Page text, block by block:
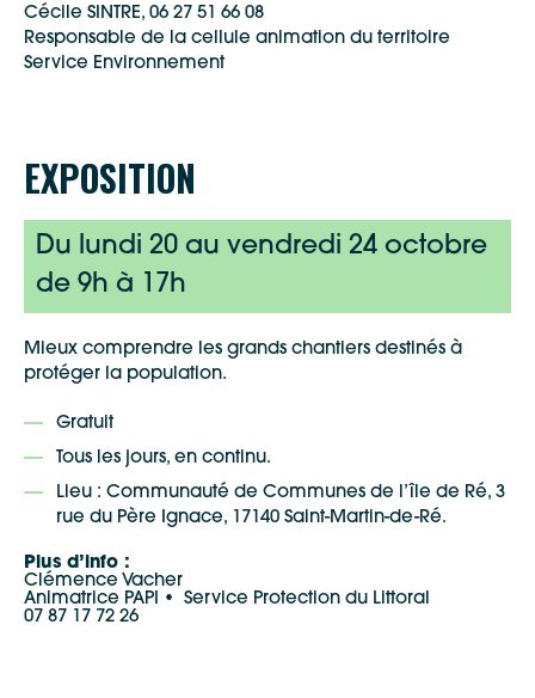
Cécile SINTRE, 06 27 51 66 08
Responsable de la cellule animation du territoire
Service Environnement
EXPOSITION
Du lundi 20 au vendredi 24 octobre
de 9h à 17h
Mieux comprendre les grands chantiers destinés à
protéger la population.
Gratuit
Tous les jours, en continu.
Lieu : Communauté de Communes de l’île de Ré, 3
rue du Père Ignace, 17140 Saint-Martin-de-Ré.
Plus d’info :
Clémence Vacher
Animatrice PAPI • Service Protection du Littoral
07 87 17 72 26